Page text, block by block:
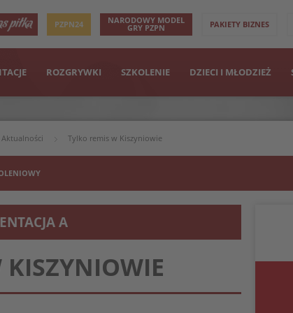
PZPN24 NARODOWY MODEL
GRY PZPN PAKIETY BIZNES
ROZGRYWKI SZKOLENIE DZIECI I MŁODZIEŻ
Aktualności Tylko remis w Kiszyniowie
A
KISZYNIOWIE